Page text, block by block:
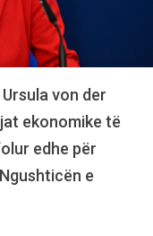
von der
ekonomike të
edhe për
e